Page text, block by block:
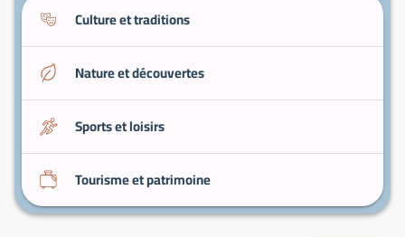
Culture et traditions
Nature et découvertes
Sports et loisirs
Tourisme et patrimoine